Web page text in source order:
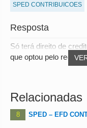
SPED CONTRIBUICOES
Resposta
Só terá direito de
que optou pelo regime
Relacionadas
8 SPED – EFD